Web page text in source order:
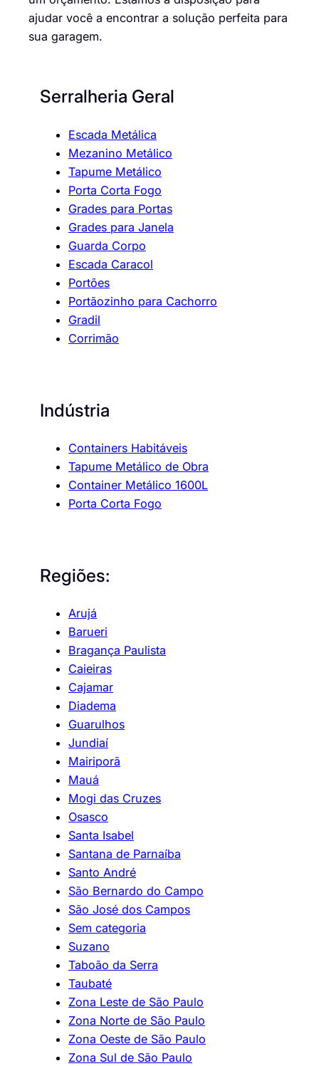
ajudar você a encontrar a solução perfeita para
sua garagem.
Serralheria Geral
Escada Metálica
Mezanino Metálico
Tapume Metálico
Porta Corta Fogo
Grades para Portas
Grades para Janela
Guarda Corpo
Escada Caracol
Portões
Portãozinho para Cachorro
Gradil
Corrimão
Indústria
Containers Habitáveis
Tapume Metálico de Obra
Container Metálico 1600L
Porta Corta Fogo
Regiões:
Arujá
Barueri
Bragança Paulista
Caieiras
Cajamar
Diadema
Guarulhos
Jundiaí
Mairiporã
Mauá
Mogi das Cruzes
Osasco
Santa Isabel
Santana de Parnaíba
Santo André
São Bernardo do Campo
São José dos Campos
Sem categoria
Suzano
Taboão da Serra
Taubaté
Zona Leste de São Paulo
Zona Norte de São Paulo
Zona Oeste de São Paulo
Zona Sul de São Paulo